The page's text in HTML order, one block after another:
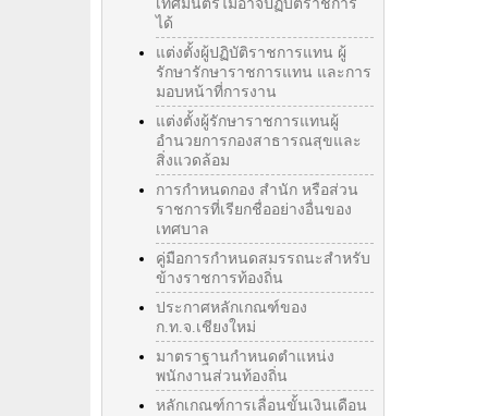
เทศมนตรีไม่อาจปฏิบัติราชการ
ได้
แต่งตั้งผู้ปฏิบัติราชการแทน ผู้
รักษารักษาราชการแทน และการ
มอบหน้าที่การงาน
แต่งตั้งผู้รักษาราชการแทนผู้
อำนวยการกองสาธารณสุขและ
สิ่งแวดล้อม
การกำหนดกอง สำนัก หรือส่วน
ราชการที่เรียกชื่ออย่างอื่นของ
เทศบาล
คู่มือการกำหนดสมรรถนะสำหรับ
ข้างราชการท้องถิ่น
ประกาศหลักเกณฑ์ของ
ก.ท.จ.เชียงใหม่
มาตราฐานกำหนดตำแหน่ง
พนักงานส่วนท้องถิ่น
หลักเกณฑ์การเลื่อนขั้นเงินเดือน